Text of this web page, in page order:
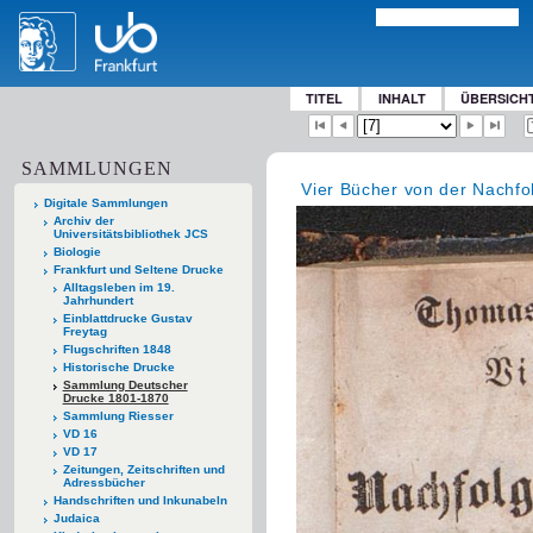
TITEL INHALT
SAMMLUNGEN
Digitale Sammlungen
Archiv der
Universitätsbibliothek JCS
Biologie
Frankfurt und Seltene Drucke
Alltagsleben im 19.
Jahrhundert
Einblattdrucke Gustav
Freytag
Flugschriften 1848
Historische Drucke
Sammlung Deutscher
Drucke 1801-1870
Sammlung Riesser
VD 16
VD 17
Zeitungen, Zeitschriften und
Adressbücher
Handschriften und Inkunabeln
Judaica
Vier Bücher von der